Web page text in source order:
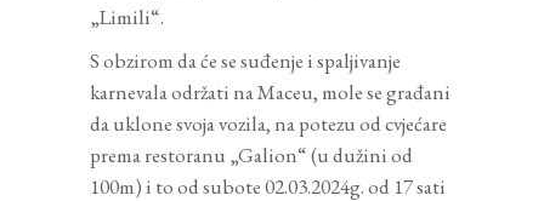
„Limili“.
S obzirom da će se suđenje i spaljivanje
karnevala održati na Maceu, mole se građani
da uklone svoja vozila, na potezu od cvjećare
prema restoranu „Galion“ (u dužini od
100m) i to od subote 02.03.2024g. od 17 sati